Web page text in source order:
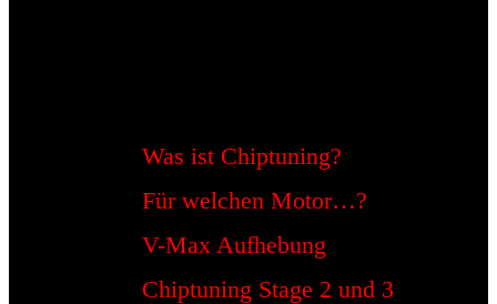
Was ist Chiptuning?
Für welchen Motor…?
V-Max Aufhebung
Chiptuning Stage 2 und 3